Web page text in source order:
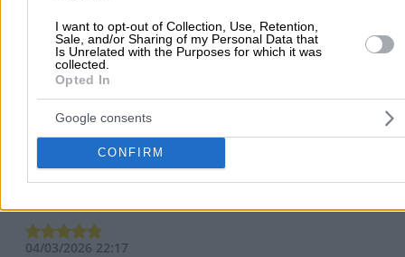
I want to opt-out of Collection, Use, Retention,
Sale, and/or Sharing of my Personal Data that
Is Unrelated with the Purposes for which it was
collected.
Opted In
Google consents
CONFIRM
Αξιολογήσεις Χρηστών
0
0
04/03/2026 22:17